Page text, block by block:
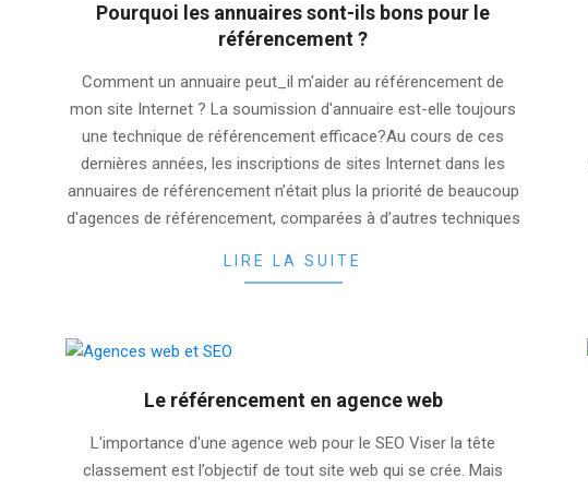
Pourquoi les annuaires sont-ils bons pour le
référencement ?
07-
14
Comment un annuaire peut_il m'aider au référencement de
mon site Internet ? La soumission d'annuaire est-elle toujours
une technique de référencement efficace?Au cours de ces
dernières années, les inscriptions de sites Internet dans les
annuaires de référencement n’était plus la priorité de beaucoup
d'agences de référencement, comparées à d’autres techniques
LIRE LA SUITE
Le référencement en agence web
L'importance d'une agence web pour le SEO Viser la tête
classement est l’objectif de tout site web qui se crée. Mais